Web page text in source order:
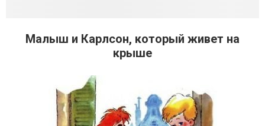
Малыш и Карлсон, который живет на
крыше